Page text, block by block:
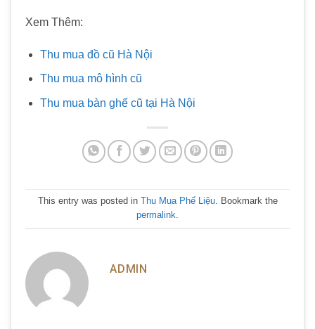
Xem Thêm:
Thu mua đồ cũ Hà Nội
Thu mua mô hình cũ
Thu mua bàn ghế cũ tại Hà Nội
This entry was posted in Thu Mua Phế Liệu. Bookmark the
permalink.
ADMIN